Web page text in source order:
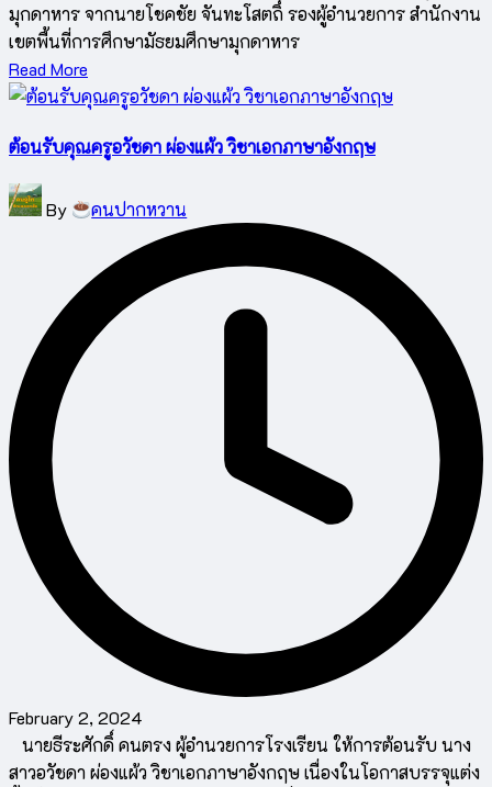
มุกดาหาร จากนายโชคชัย จันทะโสตถิ์ รองผู้อำนวยการ สำนักงาน
เขตพื้นที่การศึกษามัธยมศึกษามุกดาหาร
Read More
ต้อนรับคุณครูอวัชดา ผ่องแผ้ว วิชาเอกภาษาอังกฤษ
Posted
by
By คนปากหวาน
February 2, 2024
นายธีระศักดิ์ คนตรง ผู้อำนวยการโรงเรียน ให้การต้อนรับ นาง
สาวอวัชดา ผ่องแผ้ว วิชาเอกภาษาอังกฤษ เนื่องในโอกาสบรรจุแต่ง